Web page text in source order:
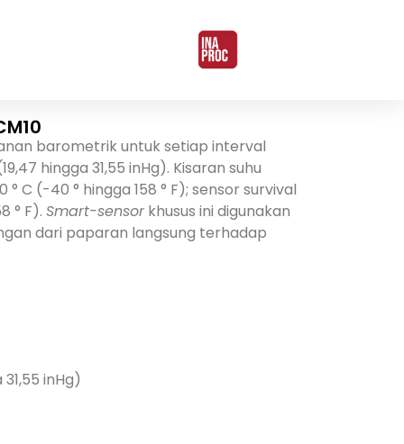
barometrik untuk setiap interval
hingga 31,55 inHg). Kisaran suhu
C (-40 ° hingga 158 ° F); sensor survival
° F). Smart-sensor khusus ini digunakan
dari paparan langsung terhadap
inHg)